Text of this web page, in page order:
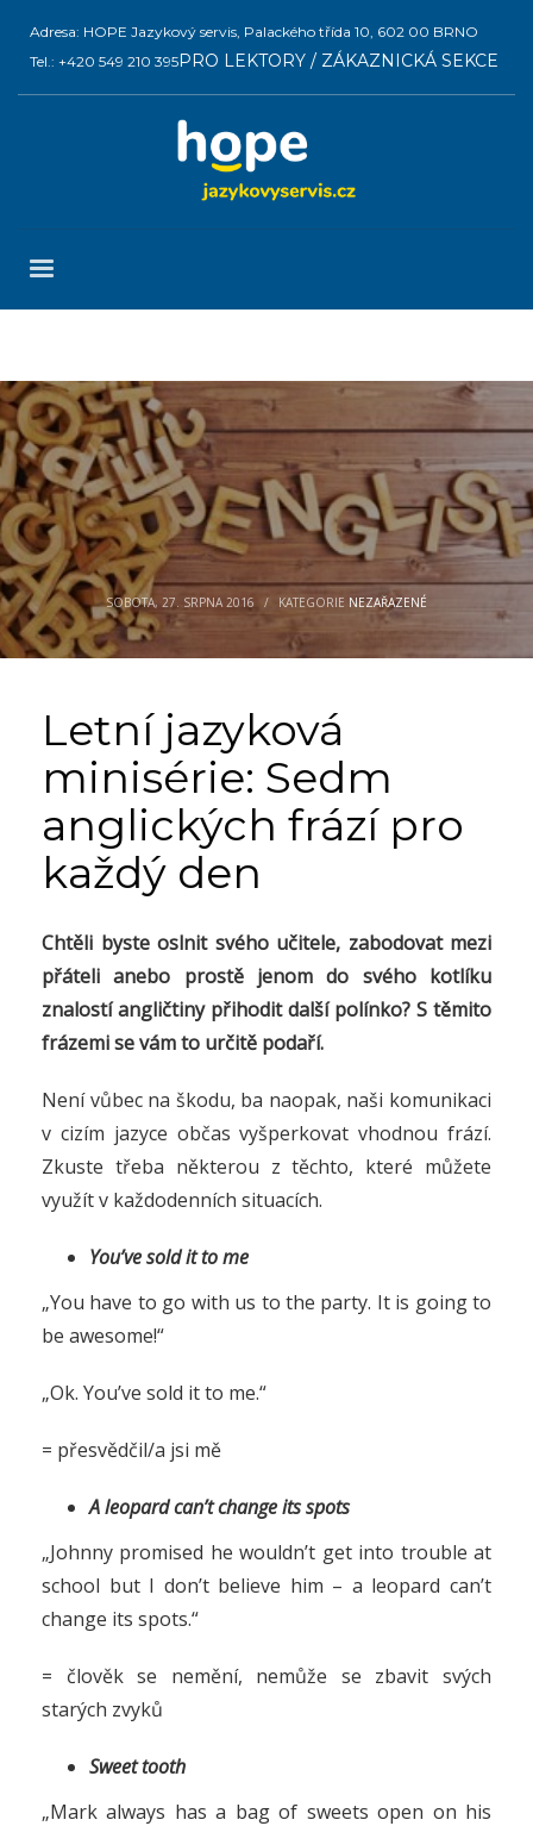
Adresa: HOPE Jazykový servis, Palackého třída 10, 602 00 BRNO
Tel.: +420 549 210 395PRO LEKTORY / ZÁKAZNICKÁ SEKCE
SOBOTA, 27. SRPNA 2016 / KATEGORIE NEZAŘAZENÉ
Letní jazyková
minisérie: Sedm
anglických frází pro
každý den
Chtěli byste oslnit svého učitele, zabodovat mezi
přáteli anebo prostě jenom do svého kotlíku
znalostí angličtiny přihodit další polínko? S těmito
frázemi se vám to určitě podaří.
Není vůbec na škodu, ba naopak, naši komunikaci
v cizím jazyce občas vyšperkovat vhodnou frází.
Zkuste třeba některou z těchto, které můžete
využít v každodenních situacích.
You’ve sold it to me
„You have to go with us to the party. It is going to
be awesome!“
„Ok. You’ve sold it to me.“
= přesvědčil/a jsi mě
A leopard can’t change its spots
„Johnny promised he wouldn’t get into trouble at
school but I don’t believe him – a leopard can’t
change its spots.“
= člověk se nemění, nemůže se zbavit svých
starých zvyků
Sweet tooth
„Mark always has a bag of sweets open on his